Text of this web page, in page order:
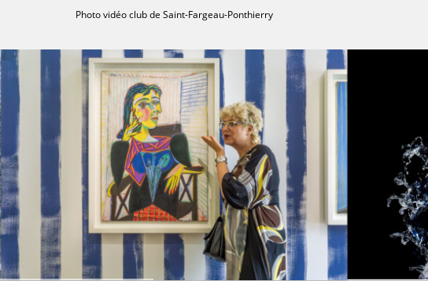
Photo vidéo club de Saint-Fargeau-Ponthierry